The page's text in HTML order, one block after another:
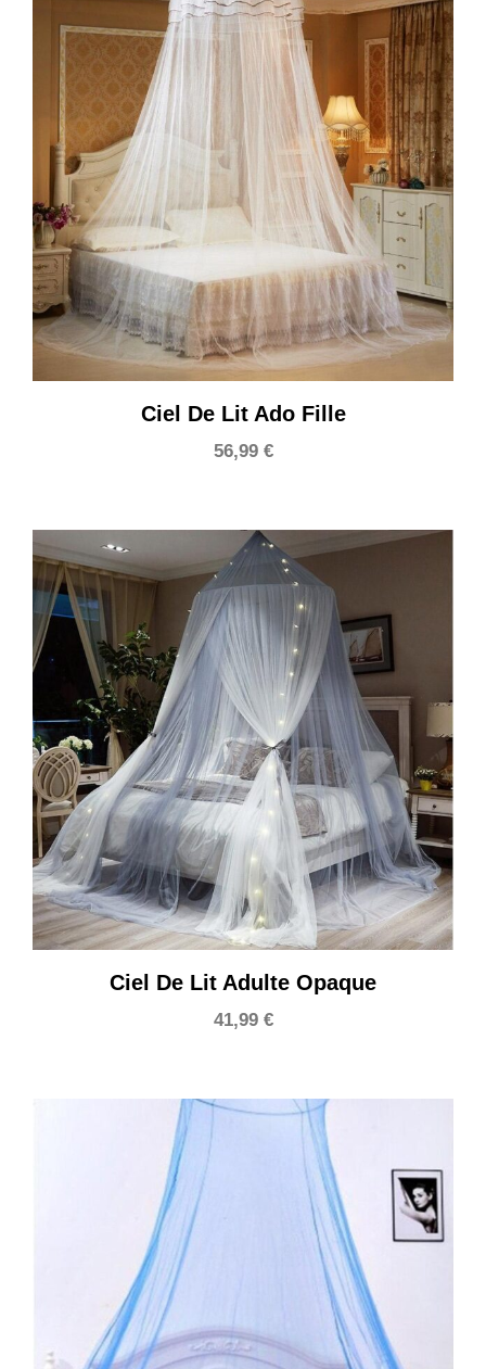
Ciel De Lit Ado Fille
56,99 €
Ciel De Lit Adulte Opaque
41,99 €